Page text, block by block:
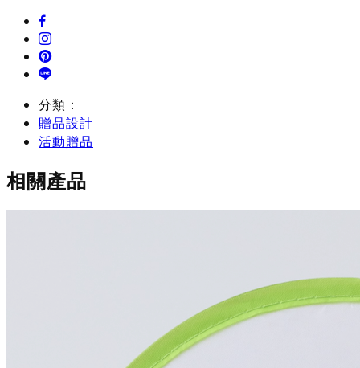
分類：
贈品設計
活動贈品
相關產品